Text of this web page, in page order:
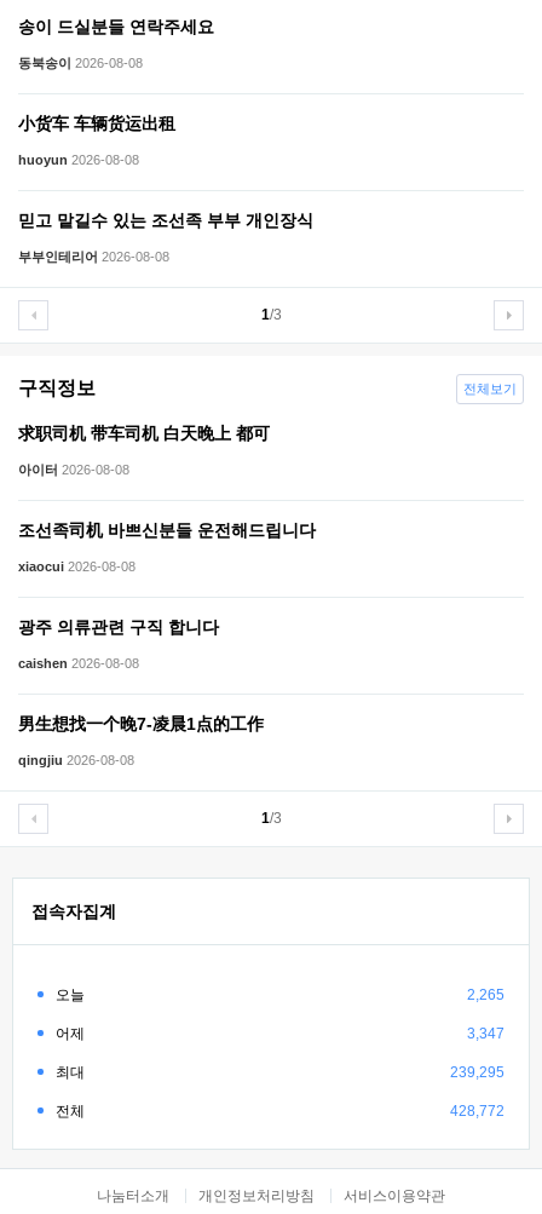
송이 드실분들 연락주세요
동북송이 2026-08-08
小货车 车辆货运出租
huoyun 2026-08-08
믿고 맡길수 있는 조선족 부부 개인장식
부부인테리어 2026-08-08
1/3
구직정보
求职司机 带车司机 白天晚上 都可
아이터 2026-08-08
조선족司机 바쁘신분들 운전해드립니다
xiaocui 2026-08-08
광주 의류관련 구직 합니다
caishen 2026-08-08
男生想找一个晚7-凌晨1点的工作
qingjiu 2026-08-08
1/3
전체보기
접속자집계
오늘 2,265
어제 3,347
최대 239,295
전체 428,772
나눔터소개 개인정보처리방침 서비스이용약관